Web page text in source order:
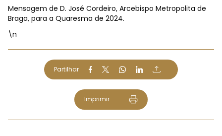
Mensagem de D. José Cordeiro, Arcebispo Metropolita de
Braga, para a Quaresma de 2024.
\n
Partilhar
Imprimir